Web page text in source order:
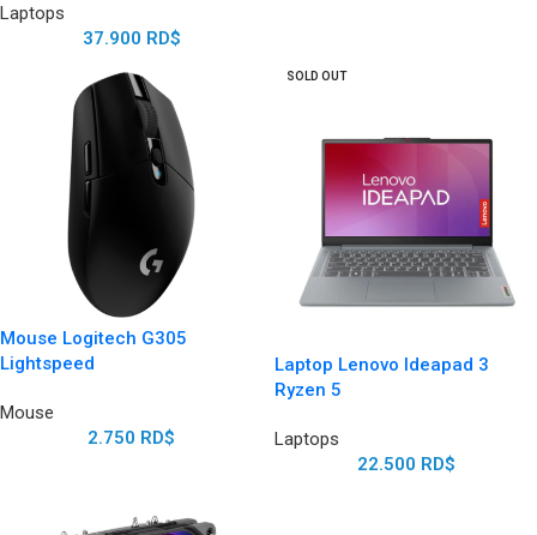
Laptops
37.900 RD$
Mouse Logitech G305
Lightspeed
Mouse
2.750 RD$
SOLD OUT
Laptop Lenovo Ideapad 3
Ryzen 5
Laptops
22.500 RD$